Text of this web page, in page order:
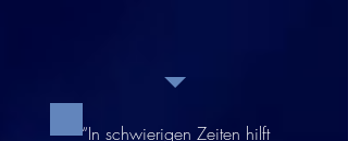
“In schwierigen Zeiten hilft